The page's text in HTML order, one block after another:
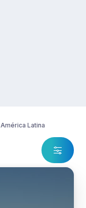
América Latina